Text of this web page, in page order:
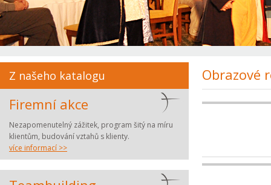
Z našeho katalogu
Firemní akce
Nezapomenutelný zážitek, program šitý na míru
klientům, budování vztahů s klienty.
více informací >>
Obrazové